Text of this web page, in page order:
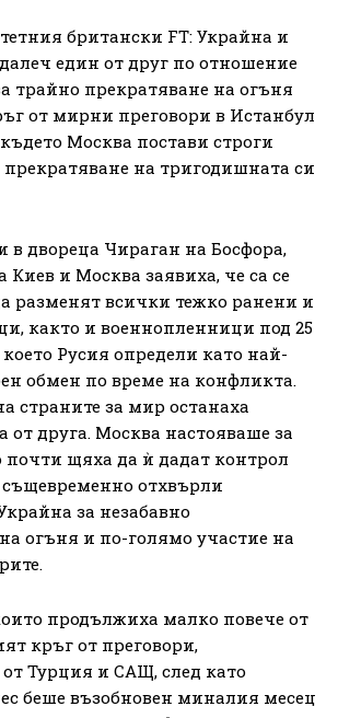
британски FT: Украйна и
един от друг по отношение
трайно прекратяване на огъня
от мирни преговори в Истанбул
Москва постави строги
на тригодишната си
в двореца Чираган на Босфора,
Киев и Москва заявиха, че са се
разменят всички тежко ранени и
както и военнопленници под 25
което Русия определи като най-
обмен по време на конфликта.
страните за мир останаха
от друга. Москва настояваше за
почти щяха да ѝ дадат контрол
същевременно отхвърли
за незабавно
огъня и по-голямо участие на
продължиха малко повече от
кръг от преговори,
Турция и САЩ, след като
беше възобновен миналия месец